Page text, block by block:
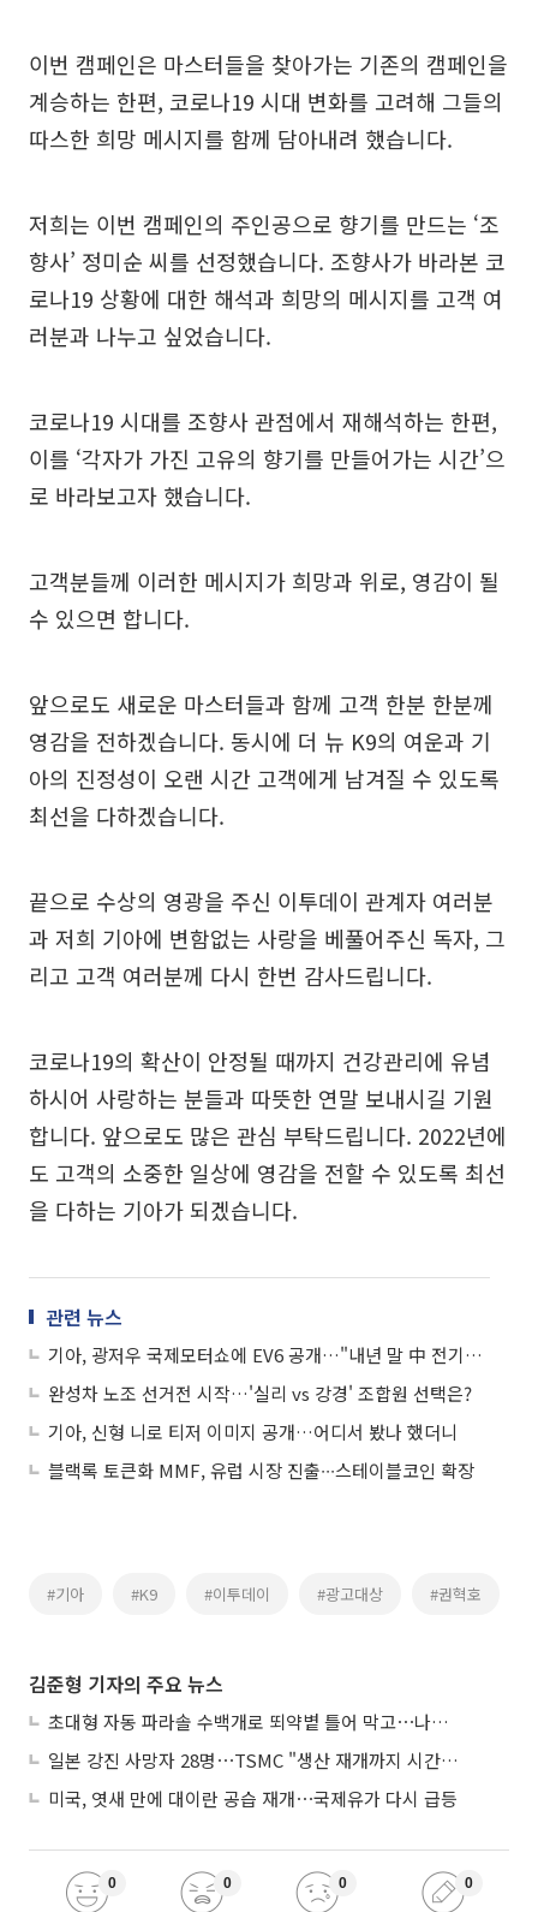
이번 캠페인은 마스터들을 찾아가는 기존의 캠페인을
계승하는 한편, 코로나19 시대 변화를 고려해 그들의
따스한 희망 메시지를 함께 담아내려 했습니다.
저희는 이번 캠페인의 주인공으로 향기를 만드는 ‘조
향사’ 정미순 씨를 선정했습니다. 조향사가 바라본 코
로나19 상황에 대한 해석과 희망의 메시지를 고객 여
러분과 나누고 싶었습니다.
코로나19 시대를 조향사 관점에서 재해석하는 한편,
이를 ‘각자가 가진 고유의 향기를 만들어가는 시간’으
로 바라보고자 했습니다.
고객분들께 이러한 메시지가 희망과 위로, 영감이 될
수 있으면 합니다.
앞으로도 새로운 마스터들과 함께 고객 한분 한분께
영감을 전하겠습니다. 동시에 더 뉴 K9의 여운과 기
아의 진정성이 오랜 시간 고객에게 남겨질 수 있도록
최선을 다하겠습니다.
끝으로 수상의 영광을 주신 이투데이 관계자 여러분
과 저희 기아에 변함없는 사랑을 베풀어주신 독자, 그
리고 고객 여러분께 다시 한번 감사드립니다.
코로나19의 확산이 안정될 때까지 건강관리에 유념
하시어 사랑하는 분들과 따뜻한 연말 보내시길 기원
합니다. 앞으로도 많은 관심 부탁드립니다. 2022년에
도 고객의 소중한 일상에 영감을 전할 수 있도록 최선
을 다하는 기아가 되겠습니다.
관련 뉴스
기아, 광저우 국제모터쇼에 EV6 공개…"내년 말 中 전기차 시장 진출"
완성차 노조 선거전 시작…'실리 vs 강경' 조합원 선택은?
기아, 신형 니로 티저 이미지 공개…어디서 봤나 했더니
블랙록 토큰화 MMF, 유럽 시장 진출∙∙∙스테이블코인 확장
#기아 #K9 #이투데이 #광고대상 #권혁호
김준형 기자의 주요 뉴스
초대형 자동 파라솔 수백개로 뙤약볕 틀어 막고⋯나라별 폭염 생존법
일본 강진 사망자 28명⋯TSMC "생산 재개까지 시간 필요해"
미국, 엿새 만에 대이란 공습 재개⋯국제유가 다시 급등
0 0 0 0